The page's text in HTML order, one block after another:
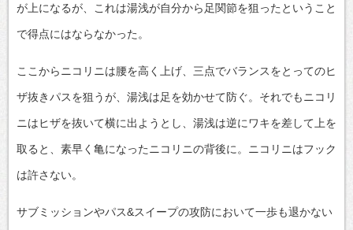
が上になるが、これは湯浅が自分から足関節を狙ったということ
で得点にはならなかった。
ここからニコリニは腰を高く上げ、三点でバランスをとってのヒ
ザ抜きパスを狙うが、湯浅は足を効かせて防ぐ。それでもニコリ
ニはヒザを抜いて横に出ようとし、湯浅は逆にワキを差して上を
取ると、素早く亀になったニコリニの背後に。ニコリニはフック
は許さない。
サブミッションやパス&スイープの攻防において一歩も退かない